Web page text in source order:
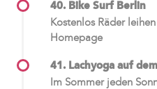
40. Bike Surf Berlin
Kostenlos Räder
Homepage
41. Lachyoga auf
Im Sommer jeden